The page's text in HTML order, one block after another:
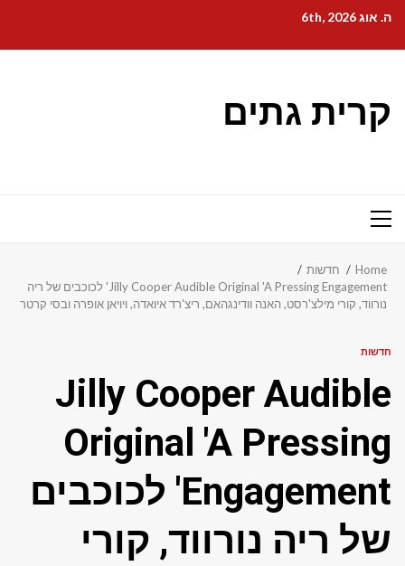
content
ה. אוג 6th, 2026
קרית גתים
Primary
Home
חדשות
Jilly Cooper Audible Original 'A Pressing Engagement' לכוכבים של ריה
נורווד, קורי מילצ'רסט, האנה וודינגהאם, ריצ'רד איואדה, ויויאן אופרה ובסי קרטר
חדשות
Jilly Cooper Audible
Original 'A Pressing
Engagement' לכוכבים
של ריה נורווד, קורי